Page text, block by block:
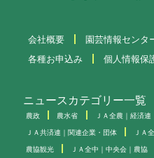
会社概要 園芸情報センタ
各種お申込み
個人情報保
ニュースカテゴリー一覧
農政 農水省 ＪＡ全農｜経済
ＪＡ共済連｜関連企業・団体 ＪＡ
農協観光 ＪＡ全中｜中央会｜農協